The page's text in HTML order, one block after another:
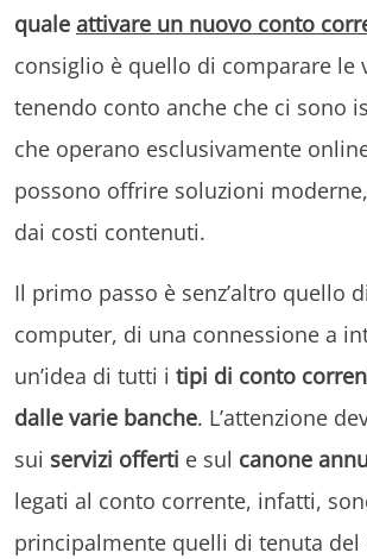
quale attivare un nuovo conto
consiglio è quello di comparare le
tenendo conto anche che ci sono
che operano esclusivamente
possono offrire soluzioni
dai costi contenuti.
Il primo passo è senz’altro quello
computer, di una connessione a
un’idea di tutti i tipi di conto
dalle varie banche. L’attenzione
sui servizi offerti e sul canone
legati al conto corrente, infatti,
principalmente quelli di tenuta del